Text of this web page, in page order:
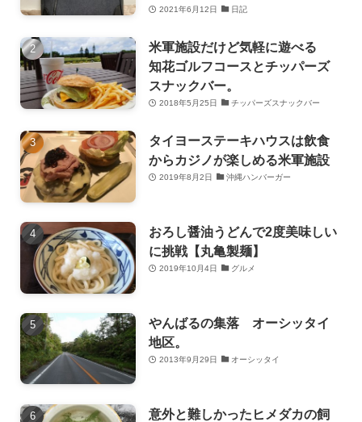
2021年6月12日 日記
米軍施設だけど気軽に遊べる
知花ゴルフコースとチッパーズ
スナックバー。
2018年5月25日 チッパーズスナックバー
タイヨーステーキハウスは飲食
からカジノが楽しめる米軍施設
2019年8月2日 沖縄ハンバーガー
おろし醤油うどんで2度美味しい
に挑戦【丸亀製麺】
2019年10月4日 グルメ
やんばるの集落 オーシッタイ
地区。
2013年9月29日 オーシッタイ
意外と難しかったヒメダカの飼